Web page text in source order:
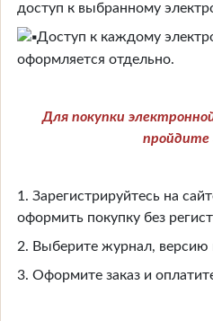
доступ к выбранному
Доступ к каждому
оформляется отдельно.
Для покупки
пройдите
1. Зарегистрируйтесь на
оформить покупку без
2. Выберите журнал, версию
3. Оформите заказ и